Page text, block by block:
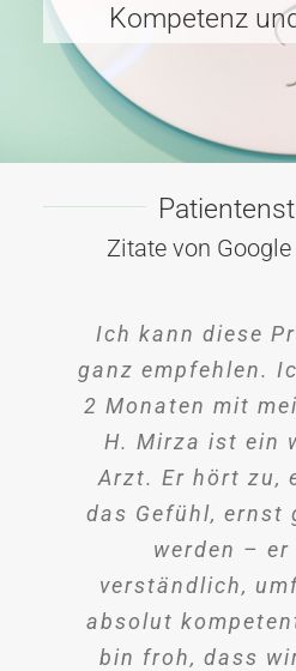
Kompetenz
Zitate von
Beide sind
kompetent und
Zeit, wodurch
längere
genommen
fühle mich von
genommen und
mich gut mit
was mir
ist. Die Praxis und
Ich kann diese
ganz empfehlen.
2 Monaten mit
H. Mirza ist ein
Arzt. Er hört zu,
das Gefühl, ernst
werden –
verständlich,
absolut
bin froh, dass
Super netter
Arzt!